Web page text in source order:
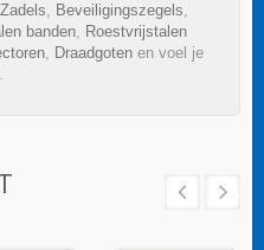
Zadels, Beveiligingszegels,
banden, Roestvrijstalen
, Draadgoten en voel je
.